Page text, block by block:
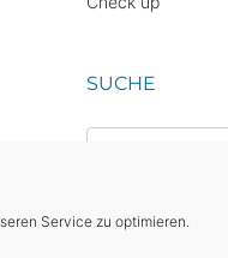
Service zu optimieren.
SUCHE
Suche